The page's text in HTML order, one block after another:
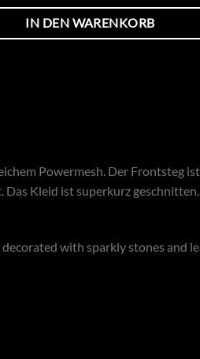
IN DEN WARENKORB
Powermesh. Der Frontsteg
Kleid ist superkurz
with sparkly stones and